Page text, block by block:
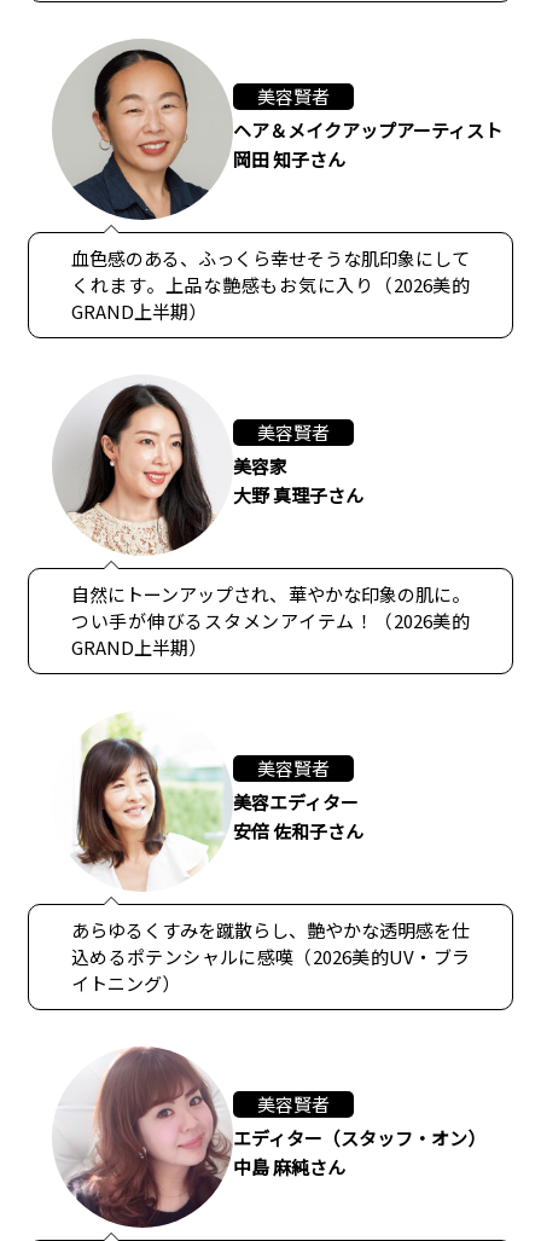
美容賢者
ヘア＆メイクアップアーティスト
岡田 知子さん
血色感のある、ふっくら幸せそうな肌印象にして
くれます。上品な艶感もお気に入り（2026美的
GRAND上半期）
美容賢者
美容家
大野 真理子さん
自然にトーンアップされ、華やかな印象の肌に。
つい手が伸びるスタメンアイテム！（2026美的
GRAND上半期）
美容賢者
美容エディター
安倍 佐和子さん
あらゆるくすみを蹴散らし、艶やかな透明感を仕
込めるポテンシャルに感嘆（2026美的UV・ブラ
イトニング）
美容賢者
エディター（スタッフ・オン）
中島 麻純さん